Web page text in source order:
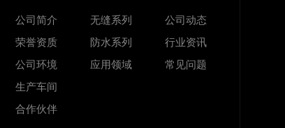
公司简介
荣誉资质
公司环境
生产车间
合作伙伴
无缝系列
防水系列
应用领域
公司动态
行业资讯
常见问题